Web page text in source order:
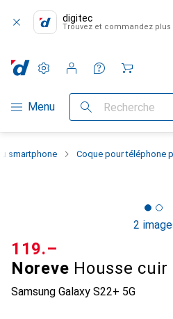
digitec
Trouvez et commandez plus
Navigation par catégorie
Menu Recherche
Paramètres
Compte client
Listes de comparaison
Listes d'envies
Panier
smartphone Coque pour téléphone
2
Noreve Housse cuir
Samsung Galaxy S22+ 5G
CHF
119.–